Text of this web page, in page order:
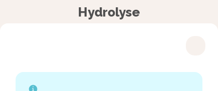
Hydrolyse